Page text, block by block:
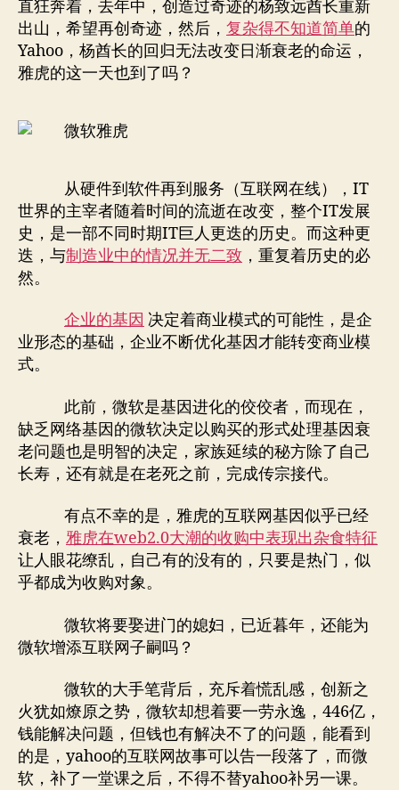
直狂奔着，去年中，创造过奇迹的杨致远酋长重新
出山，希望再创奇迹，然后， 复杂得不知道简单的
Yahoo，杨酋长的回归无法改变日渐衰老的命运，
雅虎的这一天也到了吗？
从硬件到软件再到服务（互联网在线），IT
世界的主宰者随着时间的流逝在改变，整个IT发展
史，是一部不同时期IT巨人更迭的历史。而这种更
迭，与制造业中的情况并无二致 ，重复着历史的必
然。
企业的基因 决定着商业模式的可能性，是企
业形态的基础，企业不断优化基因才能转变商业模
式。
此前，微软是基因进化的佼佼者，而现在，
缺乏网络基因的微软决定以购买的形式处理基因衰
老问题也是明智的决定，家族延续的秘方除了自己
长寿，还有就是在老死之前，完成传宗接代。
有点不幸的是，雅虎的互联网基因似乎已经
衰老， 雅虎在web2.0大潮的收购中表现出杂食特征
让人眼花缭乱，自己有的没有的，只要是热门，似
乎都成为收购对象。
微软将要娶进门的媳妇，已近暮年，还能为
微软增添互联网子嗣吗？
微软的大手笔背后，充斥着慌乱感，创新之
火犹如燎原之势，微软却想着要一劳永逸，446亿，
钱能解决问题，但钱也有解决不了的问题，能看到
的是，yahoo的互联网故事可以告一段落了，而微
软，补了一堂课之后，不得不替yahoo补另一课。